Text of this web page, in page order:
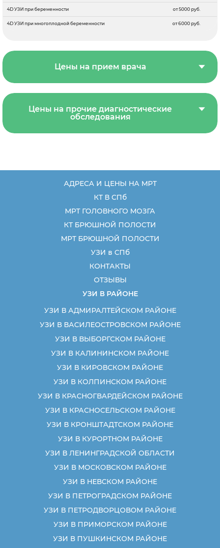
4D УЗИ при беременности от 5000 руб.
4D УЗИ при многоплодной беременности от 6000 руб.
Цены на прием врача
Цены на прочие диагностические
обследования
АДРЕСА И ЦЕНЫ НА МРТ
КТ В СПб
МРТ ГОЛОВНОГО МОЗГА
КТ БРЮШНОЙ ПОЛОСТИ
МРТ БРЮШНОЙ ПОЛОСТИ
УЗИ в СПб
КОНТАКТЫ
ОТЗЫВЫ
УЗИ В РАЙОНЕ
УЗИ В АДМИРАЛТЕЙСКОМ РАЙОНЕ
УЗИ В ВАСИЛЕОСТРОВСКОМ РАЙОНЕ
УЗИ В ВЫБОРГСКОМ РАЙОНЕ
УЗИ В КАЛИНИНСКОМ РАЙОНЕ
УЗИ В КИРОВСКОМ РАЙОНЕ
УЗИ В КОЛПИНСКОМ РАЙОНЕ
УЗИ В КРАСНОГВАРДЕЙСКОМ РАЙОНЕ
УЗИ В КРАСНОСЕЛЬСКОМ РАЙОНЕ
УЗИ В КРОНШТАДТСКОМ РАЙОНЕ
УЗИ В КУРОРТНОМ РАЙОНЕ
УЗИ В ЛЕНИНГРАДСКОЙ ОБЛАСТИ
УЗИ В МОСКОВСКОМ РАЙОНЕ
УЗИ В НЕВСКОМ РАЙОНЕ
УЗИ В ПЕТРОГРАДСКОМ РАЙОНЕ
УЗИ В ПЕТРОДВОРЦОВОМ РАЙОНЕ
УЗИ В ПРИМОРСКОМ РАЙОНЕ
УЗИ В ПУШКИНСКОМ РАЙОНЕ